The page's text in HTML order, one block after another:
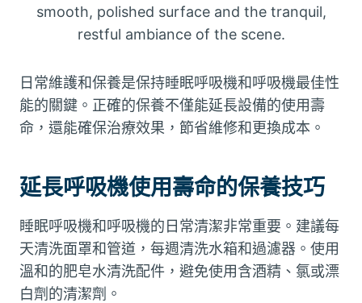
日常維護和保養是保持睡眠呼吸機和呼吸機最佳性
能的關鍵。正確的保養不僅能延長設備的使用壽
命，還能確保治療效果，節省維修和更換成本。
延長呼吸機使用壽命的保養技巧
睡眠呼吸機和呼吸機的日常清潔非常重要。建議每
天清洗面罩和管道，每週清洗水箱和過濾器。使用
溫和的肥皂水清洗配件，避免使用含酒精、氯或漂
白劑的清潔劑。